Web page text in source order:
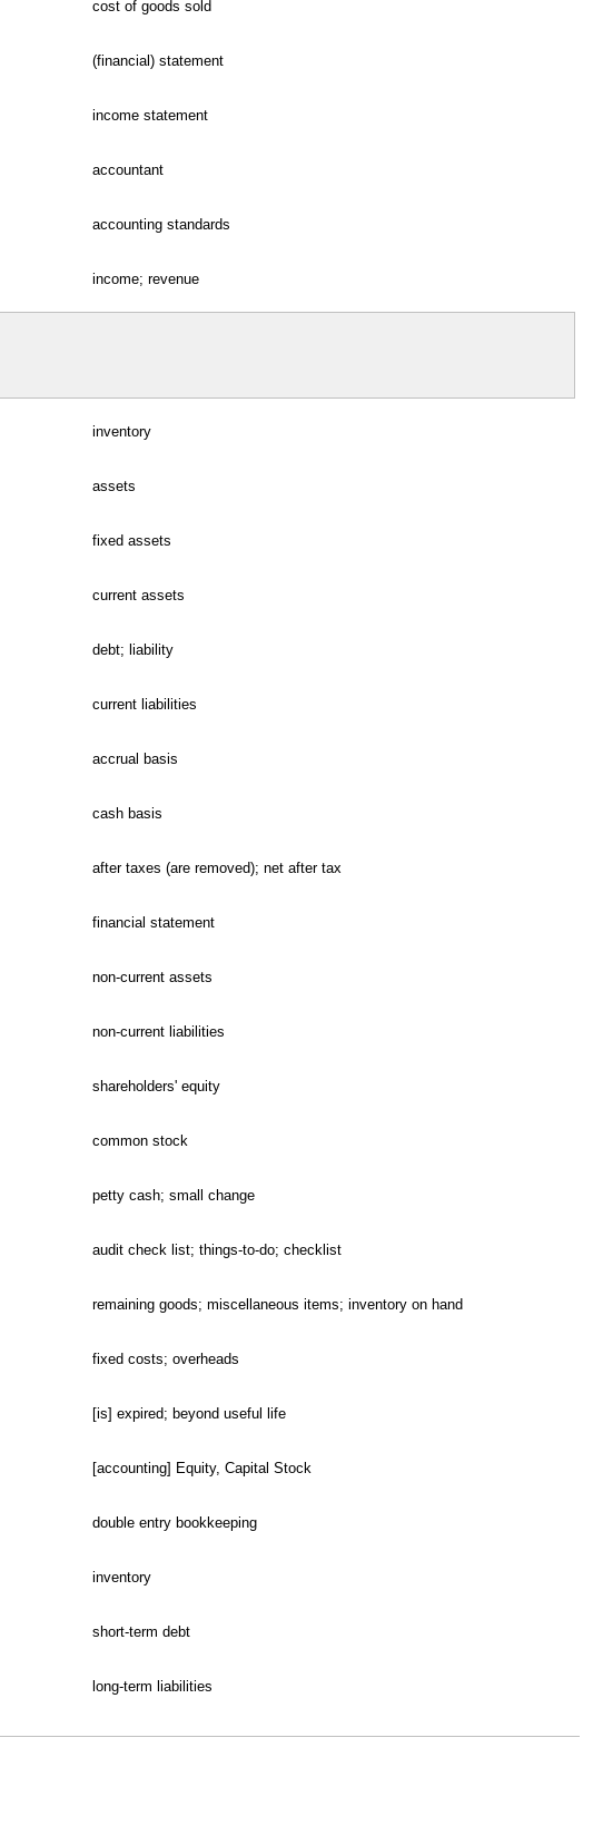
cost of goods sold
(financial) statement
income statement
accountant
accounting standards
income; revenue
inventory
assets
fixed assets
current assets
debt; liability
current liabilities
accrual basis
cash basis
after taxes (are removed); net after tax
financial statement
non-current assets
non-current liabilities
shareholders' equity
common stock
petty cash; small change
audit check list; things-to-do; checklist
remaining goods; miscellaneous items; inventory on hand
fixed costs; overheads
[is] expired; beyond useful life
[accounting] Equity, Capital Stock
double entry bookkeeping
inventory
short-term debt
long-term liabilities